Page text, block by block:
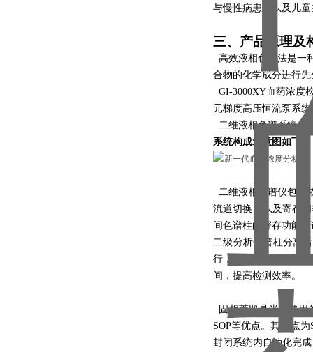
与慢性病患者以及儿
三、 产品原理及
高效液相色谱法是一
合物的化学成分进行
GI-3000XY血药浓度
元梯度高压恒流泵系
二维液相色谱系统是
系统构成示意图如下：
二维液相色谱仪包括
流道切换阀以及寄存
间色谱柱的寄存功能
二级分析色谱柱分离
行，同时进行不同样
间，提高检测效率。
固相萃取是当前常用
SOP等优点。其缺点
封闭系统内自动化完